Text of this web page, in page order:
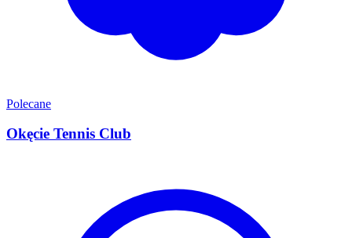
Polecane
Okęcie Tennis Club